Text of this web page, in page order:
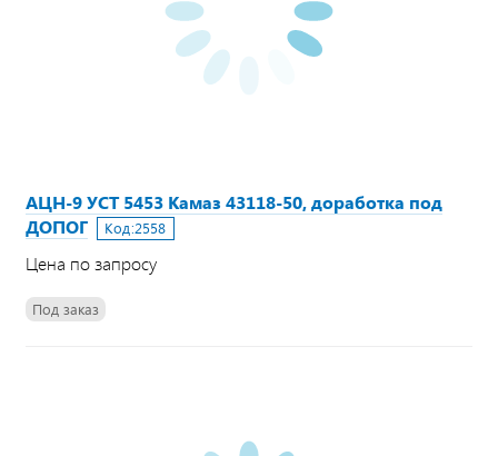
АЦН-9 УСТ 5453 Камаз 43118-50, доработка под
ДОПОГ
Код:2558
Цена по запросу
Под заказ